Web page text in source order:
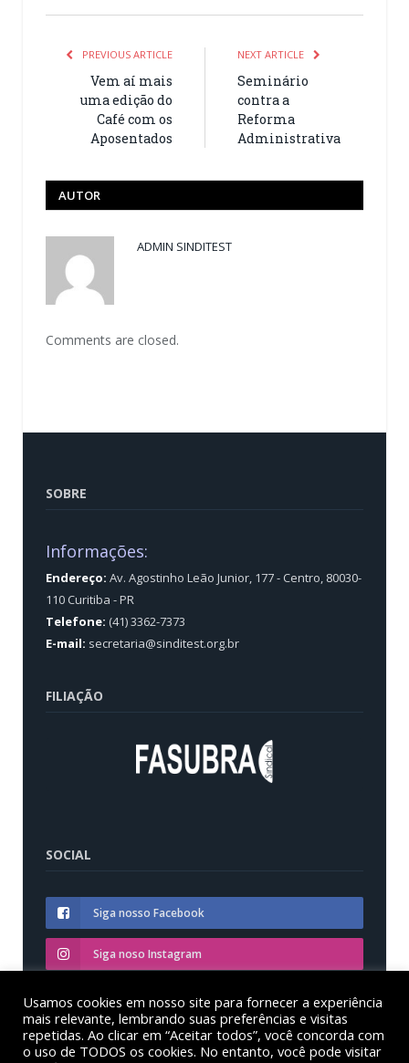
PREVIOUS ARTICLE
Vem aí mais
uma edição do
Café com os
Aposentados
NEXT ARTICLE
Seminário
contra a
Reforma
Administrativa
AUTOR
ADMIN SINDITEST
Comments are closed.
SOBRE
Informações:
Endereço: Av. Agostinho Leão Junior, 177 - Centro, 80030-
110 Curitiba - PR
Telefone: (41) 3362-7373
E-mail: secretaria@sinditest.org.br
FILIAÇÃO
SOCIAL
Siga nosso Facebook
Siga noso Instagram
Siga nosso YouTube
Usamos cookies em nosso site para fornecer a experiência
mais relevante, lembrando suas preferências e visitas
repetidas. Ao clicar em “Aceitar todos”, você concorda com
o uso de TODOS os cookies. No entanto, você pode visitar